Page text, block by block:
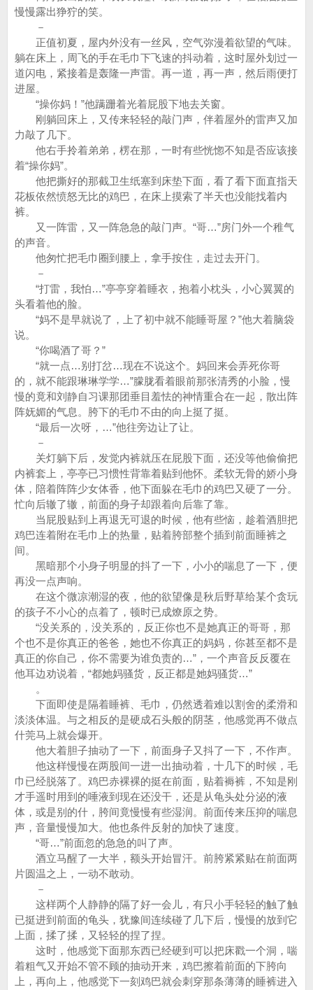
慢慢露出狰狞的笑。
－
正值初夏，屋内外没有一丝风，空气弥漫着欲望的气味。
躺在床上，周飞的手在毛巾下飞速的抖动着，这时屋外划过一
道闪电，紧接着是轰隆一声雷。再一道，再一声，然后雨便打
进屋。
“操你妈！”他蹒跚着光着屁股下地去关窗。
刚躺回床上，又传来轻轻的敲门声，伴着屋外的雷声又加
力敲了几下。
他右手拎着弟弟，楞在那，一时有些恍惚不知是否应该接
着“操你妈”。
他把撕好的那截卫生纸塞到床垫下面，看了看下面直指天
花板依然愤怒无比的鸡巴，在床上摸索了半天也没能找着内
裤。
又一阵雷，又一阵急急的敲门声。“哥…”房门外一个稚气
的声音。
他匆忙把毛巾圈到腰上，拿手按住，走过去开门。
－
“打雷，我怕…”亭亭穿着睡衣，抱着小枕头，小心翼翼的
头看着他的脸。
“妈不是早就说了，上了初中就不能睡哥屋？”他大着脑袋
说。
“你喝酒了哥？”
“就一点…别打岔…现在不说这个。妈回来会弄死你哥
的，就不能跟琳琳学学…”朦胧看着眼前那张清秀的小脸，慢
慢的竟和刘静自习课那团垂目羞怯的神情重合在一起，散出阵
阵妩媚的气息。胯下的毛巾不由的向上挺了挺。
“最后一次呀，…”他往旁边让了让。
－
关灯躺下后，发觉内裤就压在屁股下面，还没等他偷偷把
内裤套上，亭亭已习惯性背靠着贴到他怀。柔软无骨的娇小身
体，陪着阵阵少女体香，他下面躲在毛巾的鸡巴又硬了一分。
忙向后辙了辙，前面的身子却跟着向后靠了靠。
当屁股贴到上再退无可退的时候，他有些恼，趁着酒胆把
鸡巴连着附在毛巾上的热量，贴着胯部整个插到前面睡裤之
间。
黑暗那个小身子明显的抖了一下，小小的喘息了一下，便
再没一点声响。
在这个微凉潮湿的夜，他的欲望像是秋后野草给某个贪玩
的孩子不小心的点着了，顿时已成燎原之势。
“没关系的，没关系的，反正你也不是她真正的哥哥，那
个也不是你真正的爸爸，她也不你真正的妈妈，你甚至都不是
真正的你自己，你不需要为谁负责的…”，一个声音反反覆在
他耳边劝说着，“都她妈骚货，反正都是她妈骚货…”
。
下面即使是隔着睡裤、毛巾，仍然透着难以割舍的柔滑和
淡淡体温。与之相反的是硬成石头般的阴茎，他感觉再不做点
什莞马上就会爆开。
他大着胆子抽动了一下，前面身子又抖了一下，不作声。
他这样慢慢在两股间一进一出抽动着，十几下的时候，毛
巾已经脱落了。鸡巴赤裸裸的挺在前面，贴着褥裤，不知是刚
才手遥时用到的唾液到现在还没干，还是从龟头处分泌的液
体，或是别的什，胯间竟慢慢有些湿润。前面传来压抑的喘息
声，音量慢慢加大。他也条件反射的加快了速度。
“哥…”前面忽的急急的叫了声。
酒立马醒了一大半，额头开始冒汗。前胯紧紧贴在前面两
片圆温之上，一动不敢动。
－
这样两个人静静的隔了好一会儿，有只小手轻轻的触了触
已挺进到前面的龟头，犹豫间连续碰了几下后，慢慢的放到它
上面，揉了揉，又轻轻的捏了捏。
这时，他感觉下面那东西已经硬到可以把床戳一个洞，喘
着粗气又开始不管不顾的抽动开来，鸡巴擦着前面的下胯向
上，再向上，他感觉下一刻鸡巴就会刺穿那条薄薄的睡裤进入